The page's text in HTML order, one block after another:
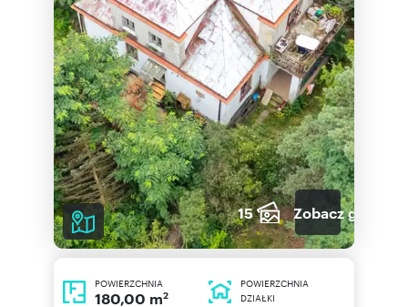
15 Zobacz galerię
POWIERZCHNIA
180,00 m2
POWIERZCHNIA
DZIAŁKI